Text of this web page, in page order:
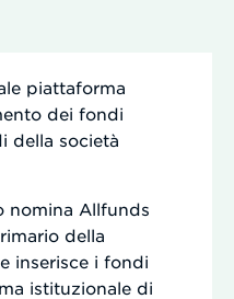
piattaforma
dei fondi
della società
nomina Allfunds
della
inserisce i fondi
istituzionale di